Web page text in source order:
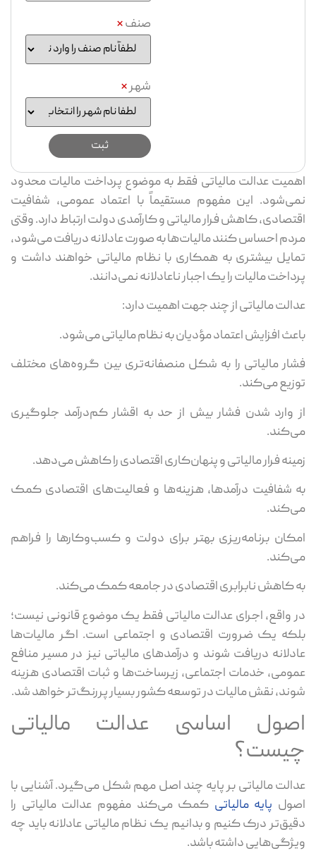
صنف*
شهر*
اهمیت عدالت مالیاتی فقط به موضوع پرداخت مالیات محدود
نمی‌شود. این مفهوم مستقیماً با اعتماد عمومی، شفافیت
اقتصادی، کاهش فرار مالیاتی و کارآمدی دولت ارتباط دارد. وقتی
مردم احساس کنند مالیات‌ها به صورت عادلانه دریافت می‌شود،
تمایل بیشتری به همکاری با نظام مالیاتی خواهند داشت و
پرداخت مالیات را یک اجبار ناعادلانه نمی‌دانند.
عدالت مالیاتی از چند جهت اهمیت دارد:
باعث افزایش اعتماد مؤدیان به نظام مالیاتی می‌شود.
فشار مالیاتی را به شکل منصفانه‌تری بین گروه‌های مختلف
توزیع می‌کند.
از وارد شدن فشار بیش از حد به اقشار کم‌درآمد جلوگیری
می‌کند.
زمینه فرار مالیاتی و پنهان‌کاری اقتصادی را کاهش می‌دهد.
به شفافیت درآمدها، هزینه‌ها و فعالیت‌های اقتصادی کمک
می‌کند.
امکان برنامه‌ریزی بهتر برای دولت و کسب‌وکارها را فراهم
می‌کند.
به کاهش نابرابری اقتصادی در جامعه کمک می‌کند.
در واقع، اجرای عدالت مالیاتی فقط یک موضوع قانونی نیست؛
بلکه یک ضرورت اقتصادی و اجتماعی است. اگر مالیات‌ها
عادلانه دریافت شوند و درآمدهای مالیاتی نیز در مسیر منافع
عمومی، خدمات اجتماعی، زیرساخت‌ها و ثبات اقتصادی هزینه
شوند، نقش مالیات در توسعه کشور بسیار پررنگ‌تر خواهد شد.
اصول اساسی عدالت مالیاتی
چیست؟
عدالت مالیاتی بر پایه چند اصل مهم شکل می‌گیرد. آشنایی با
اصول پایه مالیاتی کمک می‌کند مفهوم عدالت مالیاتی را
دقیق‌تر درک کنیم و بدانیم یک نظام مالیاتی عادلانه باید چه
ویژگی‌هایی داشته باشد.